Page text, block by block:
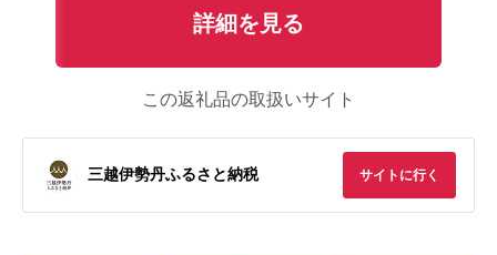
詳細を見る
この返礼品の取扱いサイト
三越伊勢丹ふるさと納税 サイトに行く